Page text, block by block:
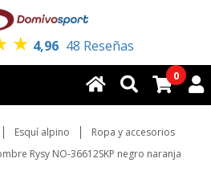
★ 4,96 48 Reseñas
0
Esquí alpino
Ropa y accesorios
Rysy NO-36612SKP negro naranja